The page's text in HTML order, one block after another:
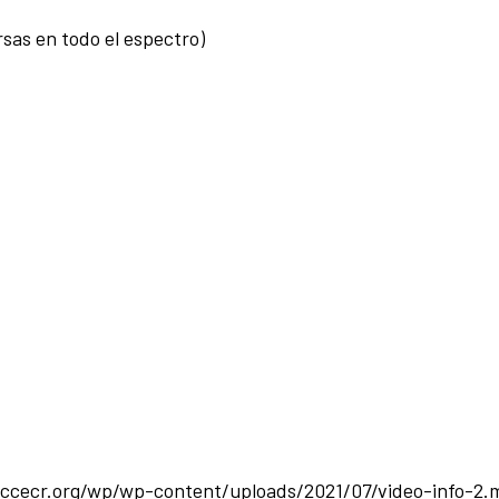
en todo el espectro)
wp/wp-content/uploads/2021/07/video-info-